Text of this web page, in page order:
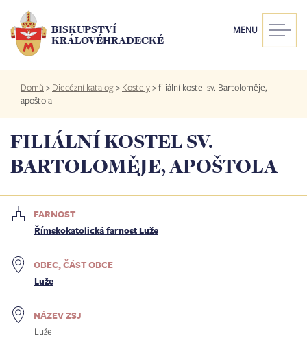
hlavnímu
obsahu
BISKUPSTVÍ
KRÁLOVÉHRADECKÉ
MENU
Drobečková
navigace
Domů > Diecézní katalog> Kostely>filiální kostel sv. Bartoloměje,
apoštola
FILIÁLNÍ KOSTEL SV.
BARTOLOMĚJE, APOŠTOLA
FARNOST
Římskokatolická farnost Luže
OBEC, ČÁST OBCE
Luže
NÁZEV ZSJ
Luže